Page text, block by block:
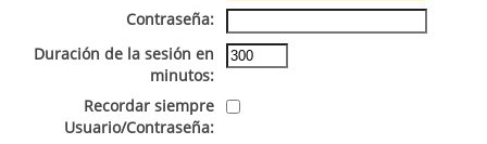
Contraseña:
Duración de la sesión en
minutos:
Recordar siempre
Usuario/Contraseña: